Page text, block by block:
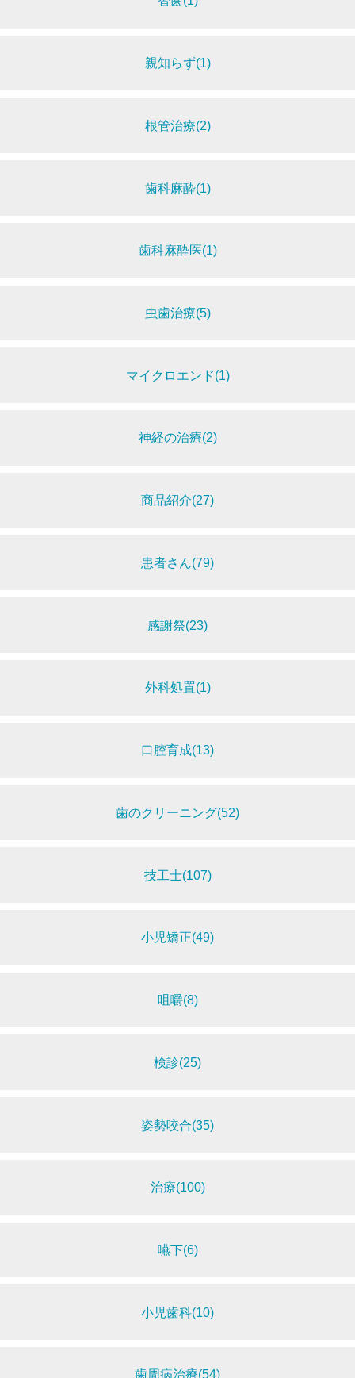
親知らず(1)
根管治療(2)
歯科麻酔(1)
歯科麻酔医(1)
虫歯治療(5)
マイクロエンド(1)
神経の治療(2)
商品紹介(27)
患者さん(79)
感謝祭(23)
外科処置(1)
口腔育成(13)
歯のクリーニング(52)
技工士(107)
小児矯正(49)
咀嚼(8)
検診(25)
姿勢咬合(35)
治療(100)
嚥下(6)
小児歯科(10)
歯周病治療(54)